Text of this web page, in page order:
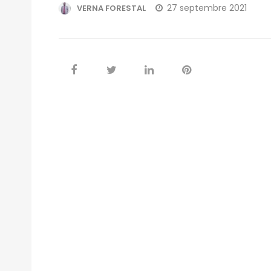
VERNA FORESTAL 27 septembre 2021